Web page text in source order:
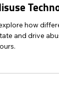
Child
and drive